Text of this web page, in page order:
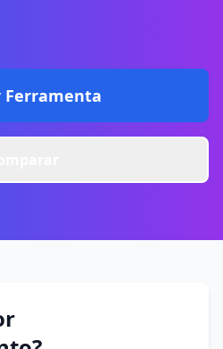
Ferramenta